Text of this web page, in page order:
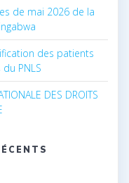
de mai 2026 de la
des patients
PNLS
DES DROITS